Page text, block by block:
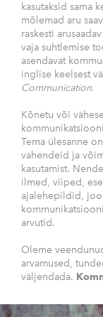
kasutaksid sama
mõlemad aru
raskesti
vaja suhtlemise
asendavat
inglise keelsest
Communication.
Kõnetu või
Tema ülesanne
vahendeid ja
kasutamist.
ilmed, viiped,
ajalehepildid,
arvutid.
Oleme
arvamused,
väljendada.